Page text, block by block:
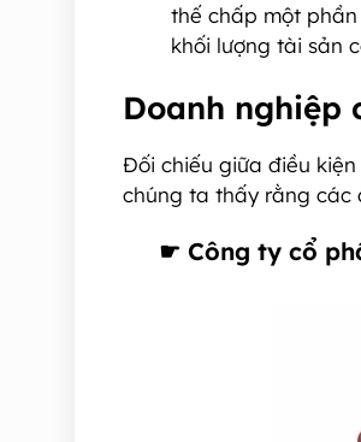
thế chấp một
khối lượng tài sản
Doanh nghiệp
Đối chiếu giữa điều
chúng ta thấy rằng các
☛ Công ty cổ